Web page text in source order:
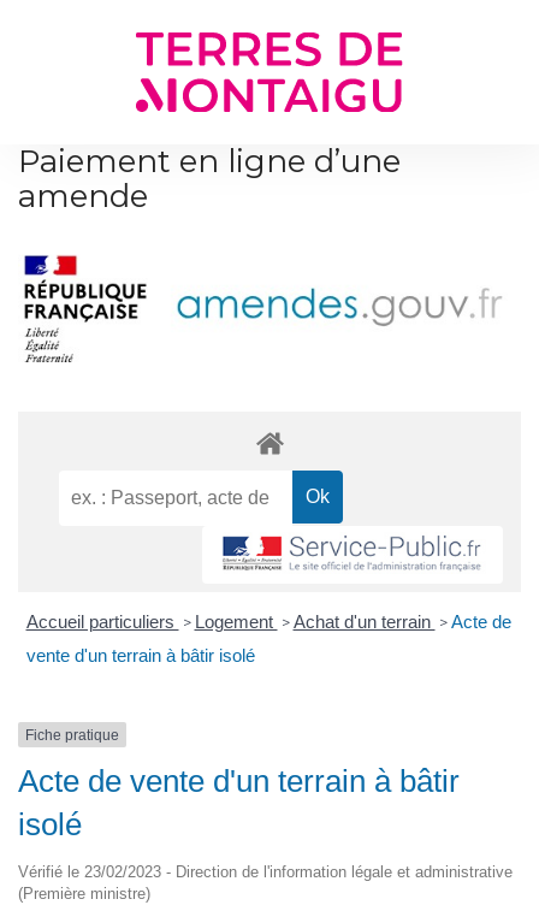
Paiement en ligne d’une
amende
Accueil particuliers > Logement > Achat d'un terrain > Acte de
vente d'un terrain à bâtir isolé
Fiche pratique
Acte de vente d'un terrain à bâtir
isolé
Vérifié le 23/02/2023 - Direction de l'information légale et administrative
(Première ministre)